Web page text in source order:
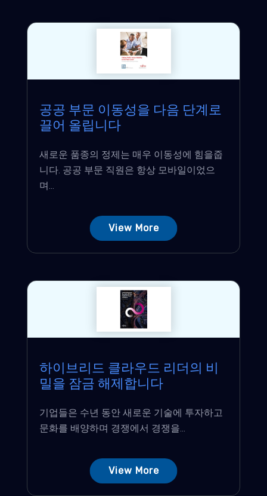
공공 부문 이동성을 다음 단계로
끌어 올립니다
새로운 품종의 정제는 매우 이동성에 힘을줍
니다. 공공 부문 직원은 항상 모바일이었으
며...
View More
하이브리드 클라우드 리더의 비
밀을 잠금 해제합니다
기업들은 수년 동안 새로운 기술에 투자하고
문화를 배양하며 경쟁에서 경쟁을...
View More